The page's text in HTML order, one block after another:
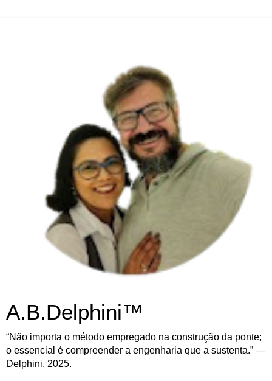
A.B.Delphini™
“Não importa o método empregado na construção da ponte;
o essencial é compreender a engenharia que a sustenta.” —
Delphini, 2025.